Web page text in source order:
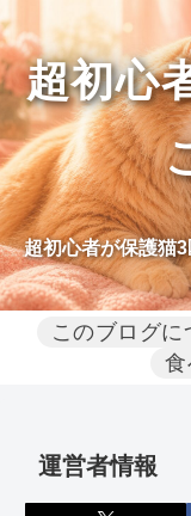
超初心
超初心者が保護猫
このブログに
食
運営者情報